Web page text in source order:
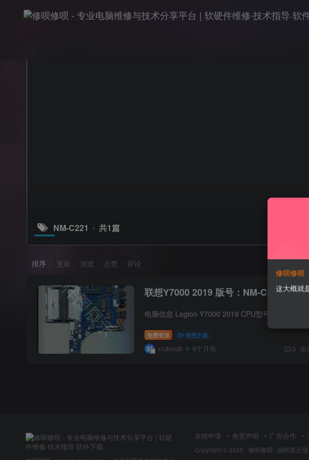
NM-C221 共1篇
排序 更新 浏览 点赞 评论
联想Y7000 2019 版号：NM-C221
免费资源 联想主板
xiubxiub 6个月前 0
友链申请 免责声明 广告合作
Copyright © 2025 · 修呗修呗 · 由阿里云
修呗修呗
这大概就